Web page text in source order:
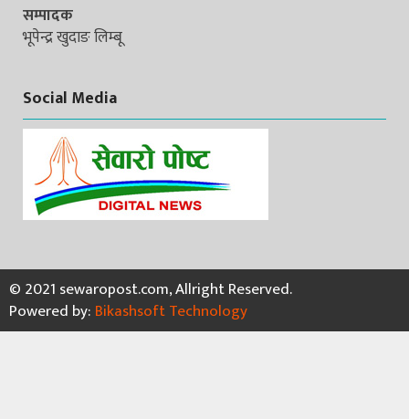
सम्पादक
भूपेन्द्र खुदाङ लिम्बू
Social Media
© 2021 sewaropost.com, Allright Reserved.
Powered by: Bikashsoft Technology